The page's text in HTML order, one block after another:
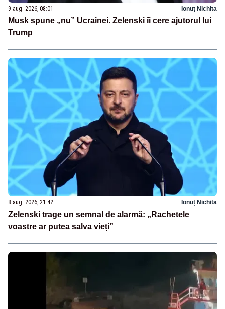
9 aug. 2026, 08:01 Ionuț Nichita
Musk spune „nu” Ucrainei. Zelenski îi cere ajutorul lui
Trump
8 aug. 2026, 21:42 Ionuț Nichita
Zelenski trage un semnal de alarmă: „Rachetele
voastre ar putea salva vieți”